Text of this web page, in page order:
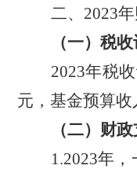
二、 2023
（一）税
2023年税
元 ，基金预算收
（二）财
1.2023年，